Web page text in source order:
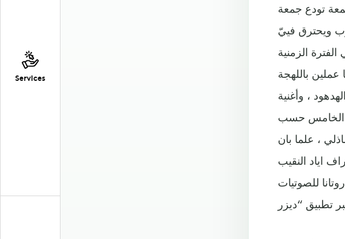
Services
تودع جمعة
ويحترق فييّ
الزمنية
فضل شاكر هما 3 أغنيات ، منهما عملين باللهجة
، وأغنية
الخامس حسب
، علما بان
للصوتيات